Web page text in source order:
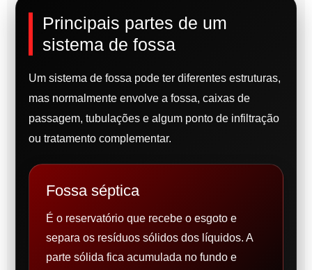
Principais partes de um
sistema de fossa
Um sistema de fossa pode ter diferentes estruturas,
mas normalmente envolve a fossa, caixas de
passagem, tubulações e algum ponto de infiltração
ou tratamento complementar.
Fossa séptica
É o reservatório que recebe o esgoto e
separa os resíduos sólidos dos líquidos. A
parte sólida fica acumulada no fundo e